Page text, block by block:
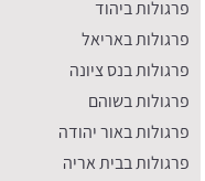
פרגולות ביהוד
פרגולות באריאל
פרגולות בנס ציונה
פרגולות בשוהם
פרגולות באור יהודה
פרגולות בבית אריה